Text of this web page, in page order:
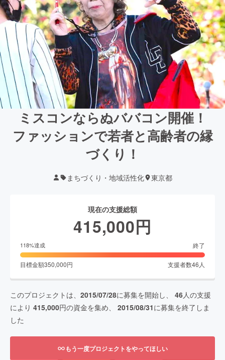
ミスコンならぬババコン開催！
ファッションで若者と高齢者の縁
づくり！
まちづくり・地域活性化 東京都
現在の支援総額
415,000円
118%達成 終了
目標金額350,000円 支援者数46 人
このプロジェクトは、 2015/07/28に募集を開始し、 46人の支援
により 415,000円の資金を集め、 2015/08/31に募集を終了しま
した
もう一度プロジェクトをやってほしい